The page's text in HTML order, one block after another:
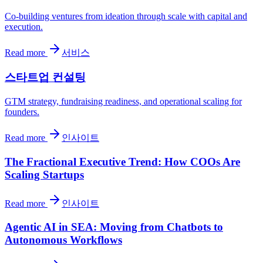
Co-building ventures from ideation through scale with capital and
execution.
Read more 서비스
스타트업 컨설팅
GTM strategy, fundraising readiness, and operational scaling for
founders.
Read more 인사이트
The Fractional Executive Trend: How COOs Are
Scaling Startups
Read more 인사이트
Agentic AI in SEA: Moving from Chatbots to
Autonomous Workflows